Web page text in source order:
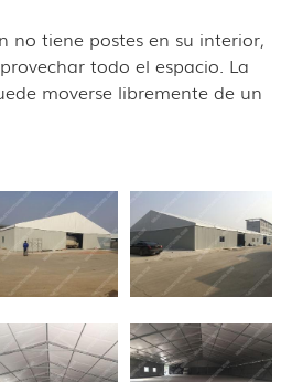
no tiene postes en su interior,
todo el espacio. La
moverse libremente de un